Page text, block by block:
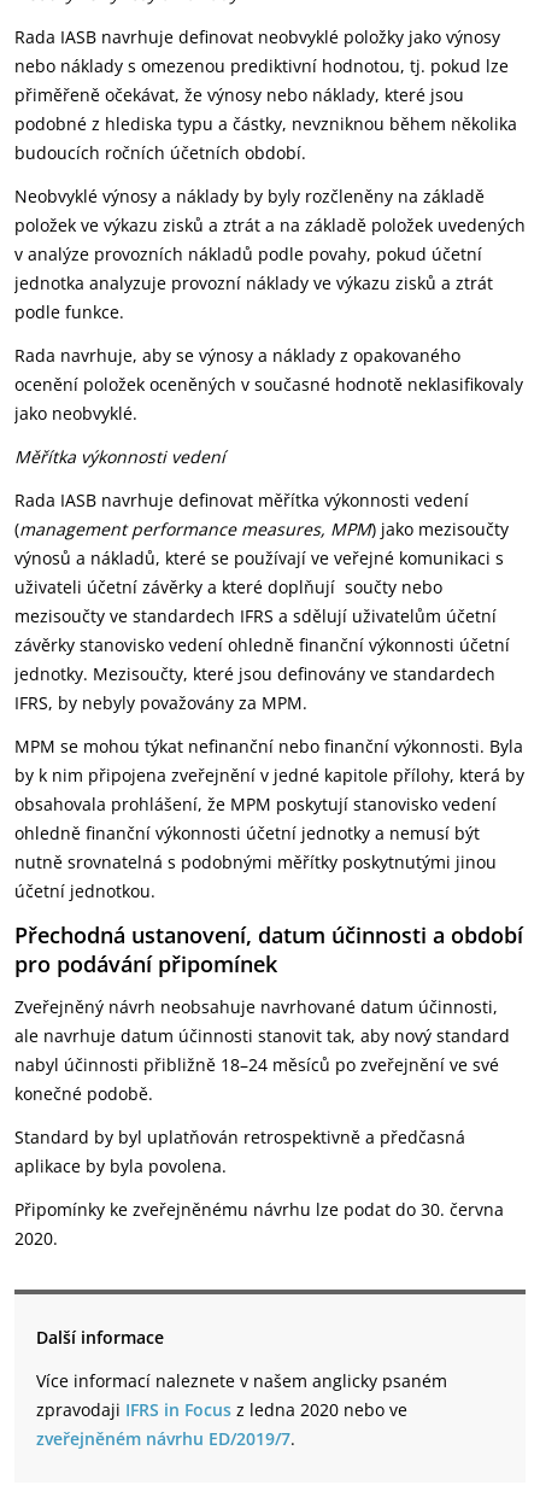
Rada IASB navrhuje definovat neobvyklé položky jako výnosy
nebo náklady s omezenou prediktivní hodnotou, tj. pokud lze
přiměřeně očekávat, že výnosy nebo náklady, které jsou
podobné z hlediska typu a částky, nevzniknou během několika
budoucích ročních účetních období.
Neobvyklé výnosy a náklady by byly rozčleněny na základě
položek ve výkazu zisků a ztrát a na základě položek uvedených
v analýze provozních nákladů podle povahy, pokud účetní
jednotka analyzuje provozní náklady ve výkazu zisků a ztrát
podle funkce.
Rada navrhuje, aby se výnosy a náklady z opakovaného
ocenění položek oceněných v současné hodnotě neklasifikovaly
jako neobvyklé.
Měřítka výkonnosti vedení
Rada IASB navrhuje definovat měřítka výkonnosti vedení
(management performance measures, MPM) jako mezisoučty
výnosů a nákladů, které se používají ve veřejné komunikaci s
uživateli účetní závěrky a které doplňují součty nebo
mezisoučty ve standardech IFRS a sdělují uživatelům účetní
závěrky stanovisko vedení ohledně finanční výkonnosti účetní
jednotky. Mezisoučty, které jsou definovány ve standardech
IFRS, by nebyly považovány za MPM.
MPM se mohou týkat nefinanční nebo finanční výkonnosti. Byla
by k nim připojena zveřejnění v jedné kapitole přílohy, která by
obsahovala prohlášení, že MPM poskytují stanovisko vedení
ohledně finanční výkonnosti účetní jednotky a nemusí být
nutně srovnatelná s podobnými měřítky poskytnutými jinou
účetní jednotkou.
Přechodná ustanovení, datum účinnosti a období
pro podávání připomínek
Zveřejněný návrh neobsahuje navrhované datum účinnosti,
ale navrhuje datum účinnosti stanovit tak, aby nový standard
nabyl účinnosti přibližně 18–24 měsíců po zveřejnění ve své
konečné podobě.
Standard by byl uplatňován retrospektivně a předčasná
aplikace by byla povolena.
Připomínky ke zveřejněnému návrhu lze podat do 30. června
2020.
Další informace
Více informací naleznete v našem anglicky psaném
zpravodaji IFRS in Focus z ledna 2020 nebo ve
zveřejněném návrhu ED/2019/7.